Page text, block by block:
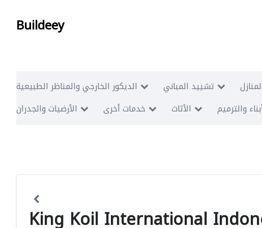
Buildeey
الديكور الخارجي والمناظر الطبيعية تشييد المباني
الأرضيات والجدران
خدمات أخرى الأثاث والترميم
King Koil International